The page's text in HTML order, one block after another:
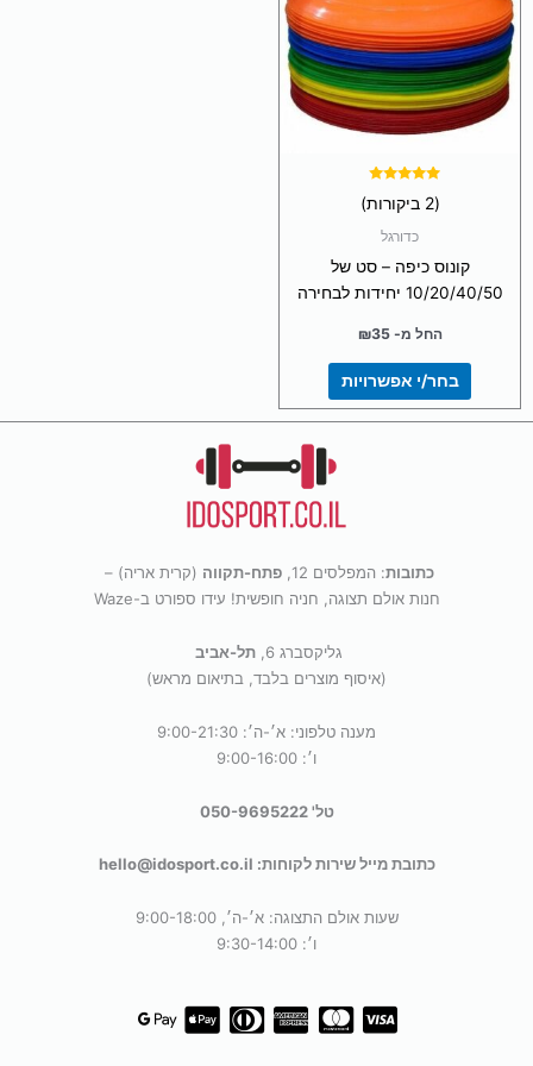
5.00
(2 ביקורות)
כדורגל
קונוס כיפה – סט של
10/20/40/50 יחידות לבחירה
החל מ- ₪35
בחר/י אפשרויות
סוגים.
ניתן
לבחור
את
האפשרויות
כתובות: המפלסים 12, פתח-תקווה (קרית אריה) –
חנות אולם תצוגה, חניה חופשית! עידו ספורט ב-Waze
גליקסברג 6,
תל-אביב
(איסוף מוצרים בלבד, בתיאום מראש)
מענה טלפוני: א׳-ה׳: 9:00-21:30
ו׳: 9:00-16:00
טל' 050-9695222
כתובת מייל שירות לקוחות: hello@idosport.co.il
שעות אולם התצוגה: א׳-ה׳, 9:00-18:00
ו׳: 9:30-14:00